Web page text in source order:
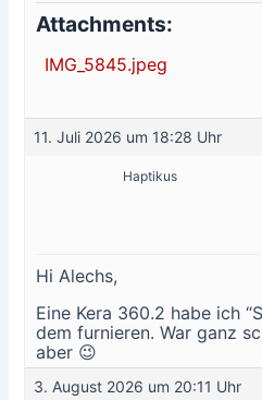
Attachments:
IMG_5845.jpeg
11. Juli 2026 um 18:28 Uhr
Haptikus
Hi Alechs,
Eine Kera 360.2 habe ich
dem furnieren. War ganz
aber 😉
3. August 2026 um 20:11 Uhr